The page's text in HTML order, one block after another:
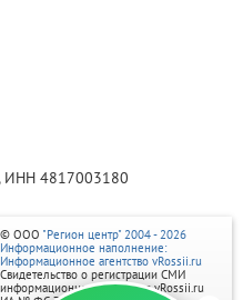
ИНН 4817003180
© ООО "Регион центр" 2004 - 2026
Информационное наполнение:
Информационное агентство vRossii.ru
Свидетельство о регистрации СМИ
информационного агентства vRossii.ru